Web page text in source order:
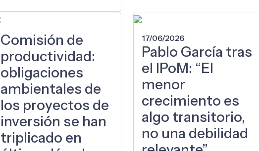
Comisión de
productividad:
obligaciones
ambientales de
los proyectos de
inversión se han
triplicado en
17/06/2026
Pablo García tras
el IPoM: “El
menor
crecimiento es
algo transitorio,
no una debilidad